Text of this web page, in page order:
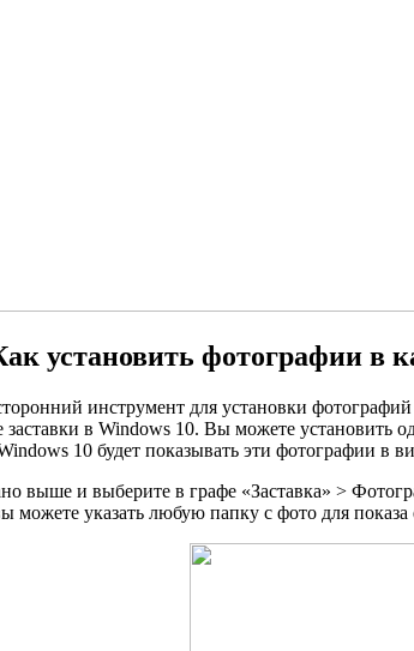
установить фотографии в
инструмент для установки
заставки в Windows 10. Вы можете
10 будет показывать эти фотографии в
выше и выберите в графе «Заставка» >
указать любую папку с фото для